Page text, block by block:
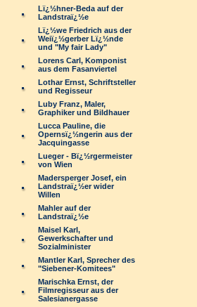
Lï¿½hner-Beda auf der
Landstraï¿½e
Lï¿½we Friedrich aus der
Weiï¿½gerber Lï¿½nde
und "My fair Lady"
Lorens Carl, Komponist
aus dem Fasanviertel
Lothar Ernst, Schriftsteller
und Regisseur
Luby Franz, Maler,
Graphiker und Bildhauer
Lucca Pauline, die
Opernsï¿½ngerin aus der
Jacquingasse
Lueger - Bï¿½rgermeister
von Wien
Madersperger Josef, ein
Landstraï¿½er wider
Willen
Mahler auf der
Landstraï¿½e
Maisel Karl,
Gewerkschafter und
Sozialminister
Mantler Karl, Sprecher des
"Siebener-Komitees"
Marischka Ernst, der
Filmregisseur aus der
Salesianergasse